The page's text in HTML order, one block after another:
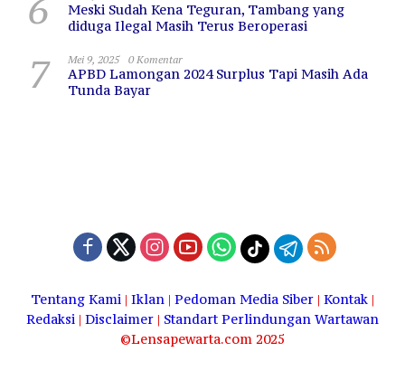
Meski Sudah Kena Teguran, Tambang yang
diduga Ilegal Masih Terus Beroperasi
7 Mei 9, 2025 0 Komentar
APBD Lamongan 2024 Surplus Tapi Masih Ada
Tunda Bayar
Tentang Kami | Iklan | Pedoman Media Siber | Kontak |
Redaksi | Disclaimer | Standart Perlindungan Wartawan
©Lensapewarta.com 2025